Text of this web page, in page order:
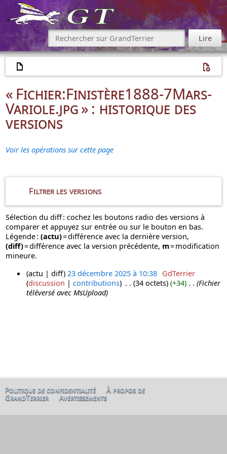
« Fichier:Finistère1888-7Mars-
Variole.jpg » : historique des
versions
Voir les opérations sur cette page
Filtrer les versions
Sélection du diff : cochez les boutons radio des versions à
comparer et appuyez sur entrée ou sur le bouton en bas.
Légende : (actu)= différence avec la dernière version,
(diff)= différence avec la version précédente, m= modification
mineure.
e
2
0
actu diff 23 décembre 2025 à 10:38‎ GdTerrier
discussion
contributions 34 octets +34 ‎
Fichier
téléversé avec MsUpload
Politique de confidentialité À propos de
GrandTerrier Avertissements